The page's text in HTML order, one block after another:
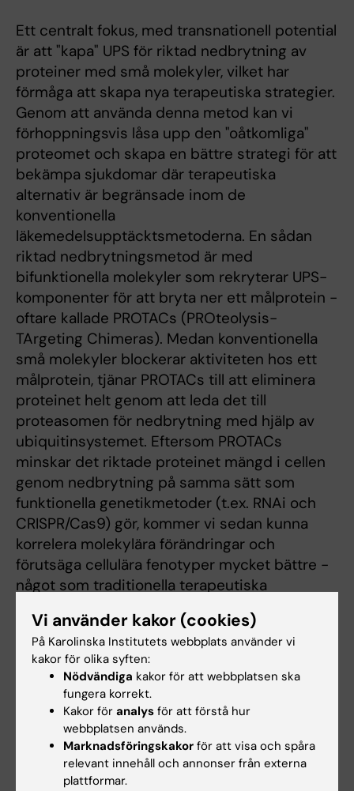
Ett centralt fokus, med transnationell potential
är att "kapa" UPS för riktad nedbrytning av
proteiner med små molekyler, vilket har
förmåga att skapa nya terapeutiska strategier.
Genom att använda denna metod kan vi
förhoppningsvis låsa upp den "oåtkomliga"
proteomet och skapa en bättre strategi för att
bekämpa sjukdomar där terapeutiska
alternativ är begränsade inom de
konventionella
läkemedelsupptäcktsmetoderna. En sådan
riktad nedbrytningsmetod är med
bifunktionella molekyler som rekryterar UPS-
komponenter för att bryta ner ett målprotein -
oftare kallade PROTACs (PROteolysis-
TArgeting Chimeras). Medan konventionella
små molekyler blockerar aktiviteten hos ett
målprotein, tjänar PROTACs till att eliminera
proteinet helt genom att leda det till
proteasomen för nedbrytning med hjälp av
ubiquitinsystemet. Eftersom PROTACs
minskar det riktade proteinet mängd i cellen
genom nedbrytning på samma sätt som
funktionella genetikmetoder (t.ex. RNAi och
CRISPR/Cas9) gör, kommer vi sedan kunna
korrelera molekylära förändringar och
förutsäga cellulära fenotyper mycket bättre -
något som traditionella terapeutiska
fullständigt. Dessutom, eftersom traditionella
små molekyler alltid plågas av otillbörliga
effekter, kan PROTACs betydligt förbättra
förutsägbarheten från gen-till-funktion
studier.
Ett annat mål är att utveckla bioteknologier för
att adressera viktiga vetenskapliga frågor som
Vi använder kakor (cookies)
På Karolinska Institutets webbplats använder vi
kakor för olika syften:
Nödvändiga kakor för att webbplatsen ska
fungera korrekt.
Kakor för analys för att förstå hur
webbplatsen används.
Marknadsföringskakor för att visa och spåra
relevant innehåll och annonser från externa
plattformar.